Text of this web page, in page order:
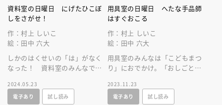
資料室の日曜日 にげたひこぼ
しをさがせ！
作：村上 しいこ
絵：田中 六大
しかのはくせいの「は」がなく
なった！ 資料室のみんなで探
しを探しにきたおりひめと出会
います。
2024.05.23
電子あり
試し読み
用具室の日曜日 へたな手品師
はすぐおこる
作：村上 しいこ
絵：田中 六大
用具室のみんなは「こどもまつ
り」におでかけ。「おしごとた
のはなぞの手品師。いったいな
にもの？
2023.11.23
電子あり
試し読み